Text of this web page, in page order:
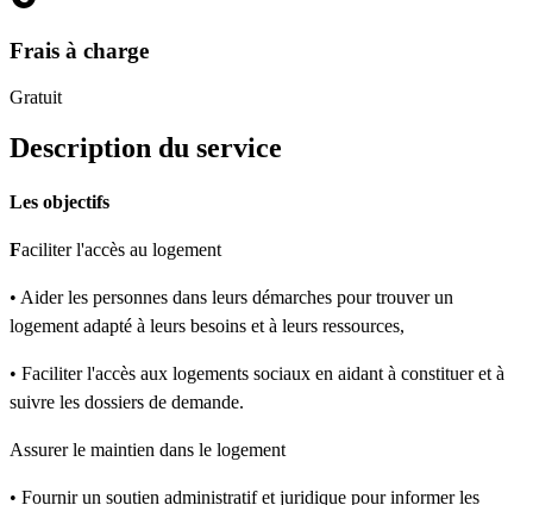
Frais à charge
Gratuit
Description du service
Les objectifs
Faciliter l'accès au logement
• Aider les personnes dans leurs démarches pour trouver un
logement adapté à leurs besoins et à leurs ressources,
• Faciliter l'accès aux logements sociaux en aidant à constituer et à
suivre les dossiers de demande.
Assurer le maintien dans le logement
• Fournir un soutien administratif et juridique pour informer les